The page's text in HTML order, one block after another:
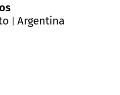
Argentina